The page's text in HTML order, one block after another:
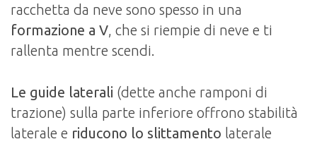
racchetta da neve sono spesso in una
formazione a V, che si riempie di neve e ti
rallenta mentre scendi.
Le guide laterali (dette anche ramponi di
trazione) sulla parte inferiore offrono stabilità
laterale e riducono lo slittamento laterale